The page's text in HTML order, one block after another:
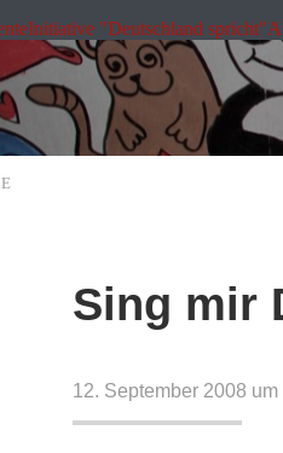
Initiative "Deutschland spricht"
Sing mir
12. September 2008 um